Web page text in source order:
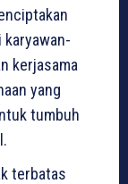
kerjasama
yang
tumbuh
terbatas